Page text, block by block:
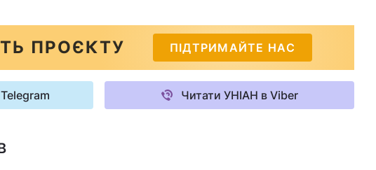
ПРОЄКТУ ПІДТРИМАЙТЕ НАС
Читати УНІАН в Viber